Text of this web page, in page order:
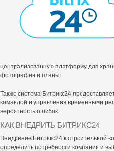
централизованную платформу для
фотографии и планы.
Также система Битрикс24
командой и управления временными
вероятность ошибок.
КАК ВНЕДРИТЬ БИТРИКС24
Внедрение Битрикс24 в строительной
определить потребности компании и